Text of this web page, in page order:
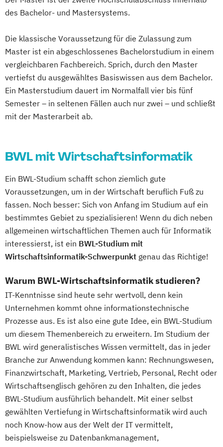
(DE/EN)
Softwareentwicklung (DE/EN)
des Bachelor- und Mastersystems.
Die klassische Voraussetzung für die Zulassung zum
Master ist ein abgeschlossenes Bachelorstudium in einem
vergleichbaren Fachbereich. Sprich, durch den Master
vertiefst du ausgewähltes Basiswissen aus dem Bachelor.
Ein Masterstudium dauert im Normalfall vier bis fünf
Semester – in seltenen Fällen auch nur zwei – und schließt
mit der Masterarbeit ab.
BWL mit Wirtschaftsinformatik
Ein BWL-Studium schafft schon ziemlich gute
Voraussetzungen, um in der Wirtschaft beruflich Fuß zu
fassen. Noch besser: Sich von Anfang im Studium auf ein
bestimmtes Gebiet zu spezialisieren! Wenn du dich neben
allgemeinen wirtschaftlichen Themen auch für Informatik
interessierst, ist ein BWL-Studium mit
Wirtschaftsinformatik-Schwerpunkt genau das Richtige!
Warum BWL-Wirtschaftsinformatik studieren?
IT-Kenntnisse sind heute sehr wertvoll, denn kein
Unternehmen kommt ohne informationstechnische
Prozesse aus. Es ist also eine gute Idee, ein BWL-Studium
um diesem Themenbereich zu erweitern. Im Studium der
BWL wird generalistisches Wissen vermittelt, das in jeder
Branche zur Anwendung kommen kann: Rechnungswesen,
Finanzwirtschaft, Marketing, Vertrieb, Personal, Recht oder
Wirtschaftsenglisch gehören zu den Inhalten, die jedes
BWL-Studium ausführlich behandelt. Mit einer selbst
gewählten Vertiefung in Wirtschaftsinformatik wird auch
noch Know-how aus der Welt der IT vermittelt,
beispielsweise zu Datenbankmanagement,